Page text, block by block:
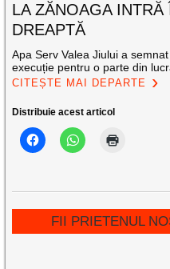
LA ZĂNOAGA INTRĂ
DREAPTĂ
Apa Serv Valea Jiului a
execuție pentru o parte din
CITEȘTE MAI DEPARTE
Distribuie acest articol
FII PRIETENUL